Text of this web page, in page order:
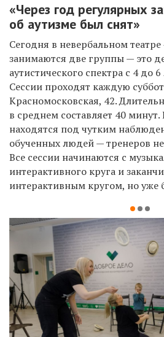
«Через год регулярных
об аутизме был снят»
Сегодня в невербальном
занимаются две группы — это
аутистического спектра с 4 до
Сессии проходят каждую
Красномосковская, 42.
в среднем составляет 40
находятся под чутким
обученных людей — тренеров
Все сессии начинаются с
интерактивного круга и
интерактивным кругом, но уже